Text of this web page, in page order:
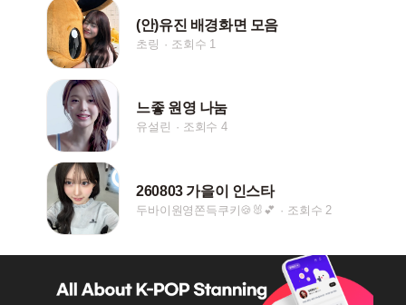
(안)유진 배경화면 모음
초링 조회수 1
느좋 원영 나눔
유설린 조회수 4
260803 가을이 인스타
두바이원영쫀득쿠키🍪🐰💕 조회수 2